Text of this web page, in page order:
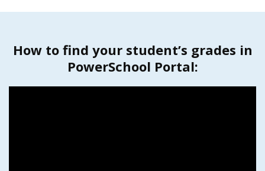
How to find your student’s grades in
PowerSchool Portal: